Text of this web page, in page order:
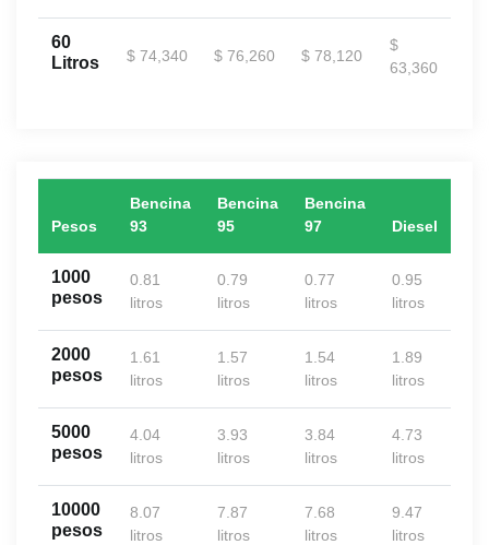
60
Litros
$ 74,340 $ 76,260 $ 78,120
$
63,360
Pesos
Bencina
93
Bencina
95
Bencina
97
Diesel
1000
pesos
0.81
litros
0.79
litros
0.77
litros
0.95
litros
2000
pesos
1.61
litros
1.57
litros
1.54
litros
1.89
litros
5000
pesos
4.04
litros
3.93
litros
3.84
litros
4.73
litros
10000
pesos
8.07
litros
7.87
litros
7.68
litros
9.47
litros